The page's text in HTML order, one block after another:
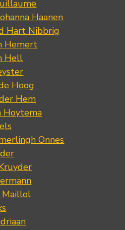
Haanen
Hart Nibbrig
Hemert
Hell
Hoog
Hem
Hoytema
Onnes